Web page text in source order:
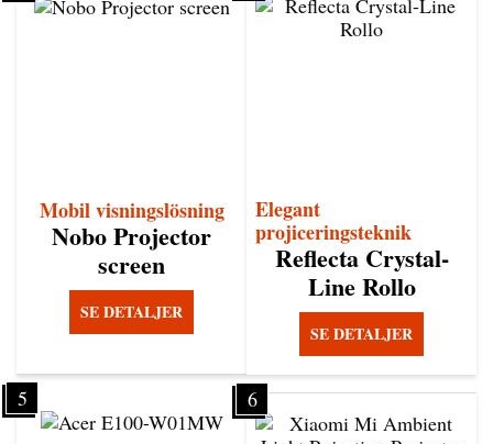
Mobil visningslösning
Nobo Projector
screen
SE DETALJER
Elegant
projiceringsteknik
Reflecta Crystal-
Line Rollo
SE DETALJER
5 6